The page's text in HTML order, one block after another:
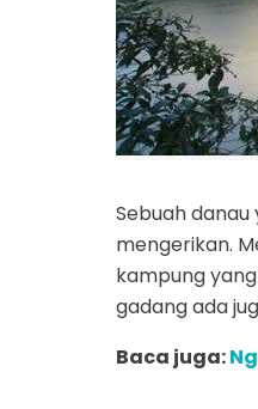
Sebuah
mengerikan.
kampung
gadang ada
Baca juga: